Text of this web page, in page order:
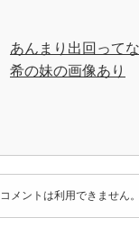
あんまり出回って
希の妹の画像あり
コメントは利用できません。